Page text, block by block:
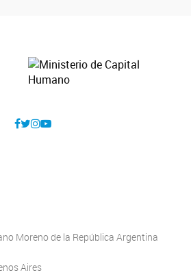
Moreno de la República Argentina
Aires